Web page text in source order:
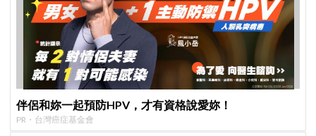
伴侶和妳一起預防HPV，才有資格說愛妳！
PR・台灣癌症基金會